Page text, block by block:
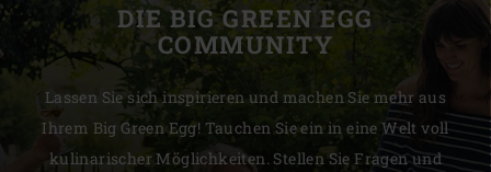
DIE BIG GREEN EGG
COMMUNITY
Lassen Sie sich inspirieren und machen Sie mehr aus
Ihrem Big Green Egg! Tauchen Sie ein in eine Welt voll
kulinarischer Möglichkeiten. Stellen Sie Fragen und